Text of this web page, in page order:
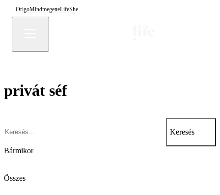
OrigoMindmegetteLifeShe
privát séf
Keresés
Bármikor
Összes